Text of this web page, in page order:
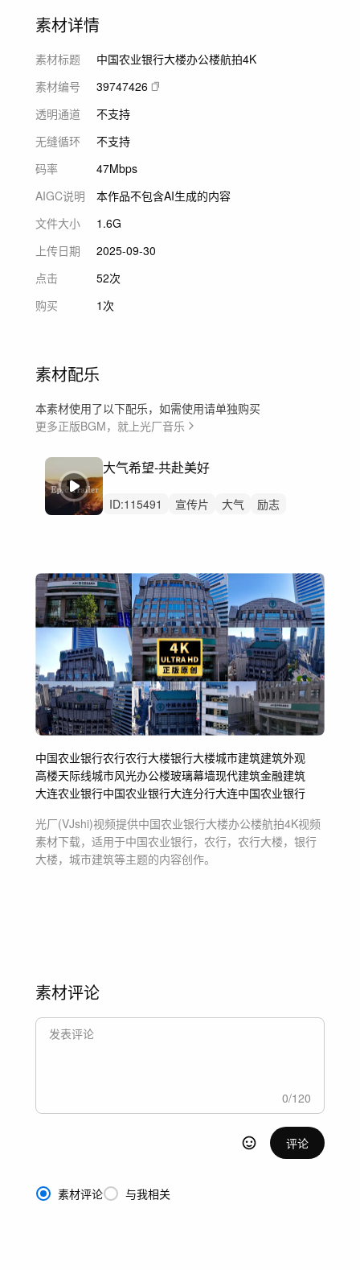
素材详情
素材标题
中国农业银行大楼办公楼航拍4K
素材编号
39747426
透明通道
不支持
无缝循环
不支持
码率
47Mbps
AIGC说明
本作品不包含AI生成的内容
文件大小
1.6G
上传日期
2025-09-30
点击
52次
购买
1次
素材配乐
本素材使用了以下配乐，如需使用请单独购买
更多正版BGM，就上光厂音乐
大气希望-共赴美好
ID:115491 宣传片 大气
励志
中国农业银行农行农行大楼银行大楼城市建筑建筑外观
高楼天际线城市风光办公楼玻璃幕墙现代建筑金融建筑
大连农业银行中国农业银行大连分行大连中国农业银行
光厂(VJshi)视频提供中国农业银行大楼办公楼航拍4K视频
素材下载，适用于中国农业银行，农行，农行大楼，银行
大楼，城市建筑等主题的内容创作。
素材评论
0/120
评论
素材评论 与我相关